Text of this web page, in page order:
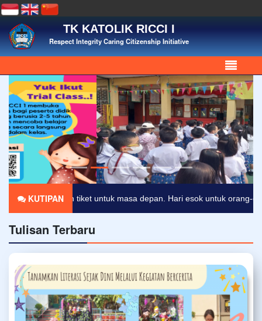
TK KATOLIK RICCI I
Respect Integrity Caring Citizenship Initiative
KUTIPAN
tiket untuk masa depan. Hari esok untuk orang-orang yang
Tulisan Terbaru